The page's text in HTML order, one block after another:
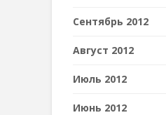
Сентябрь 2012
Август 2012
Июль 2012
Июнь 2012